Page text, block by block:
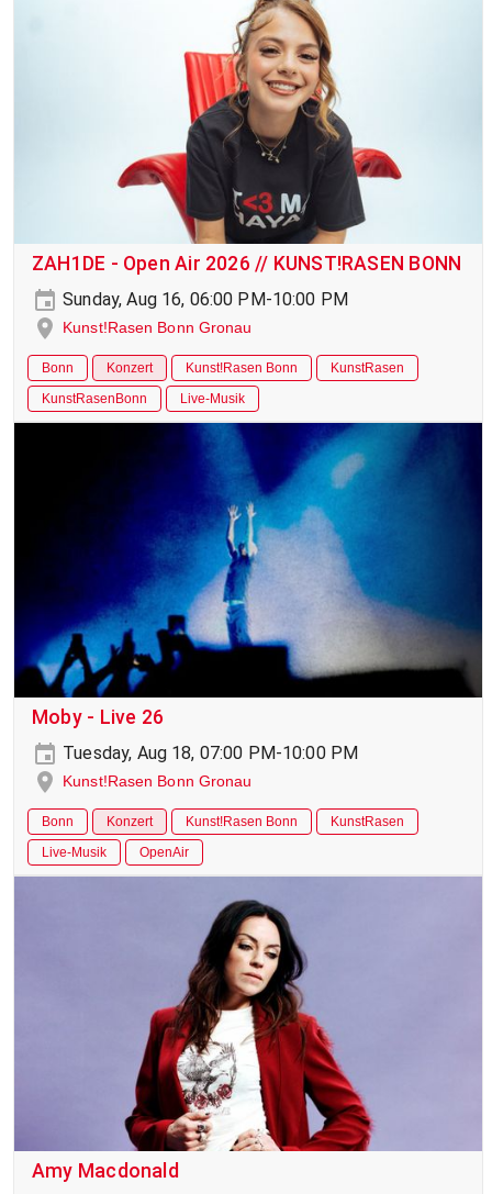
ZAH1DE - Open Air 2026 // KUNST!RASEN BONN
Sunday, Aug 16, 06:00 PM-10:00 PM
Kunst!Rasen Bonn Gronau
Bonn Konzert Kunst!Rasen Bonn
KunstRasen
KunstRasenBonn
Live-Musik
Moby - Live 26
Tuesday, Aug 18, 07:00 PM-10:00 PM
Kunst!Rasen Bonn Gronau
Bonn Konzert Kunst!Rasen Bonn
KunstRasen
Live-Musik
OpenAir
Amy Macdonald